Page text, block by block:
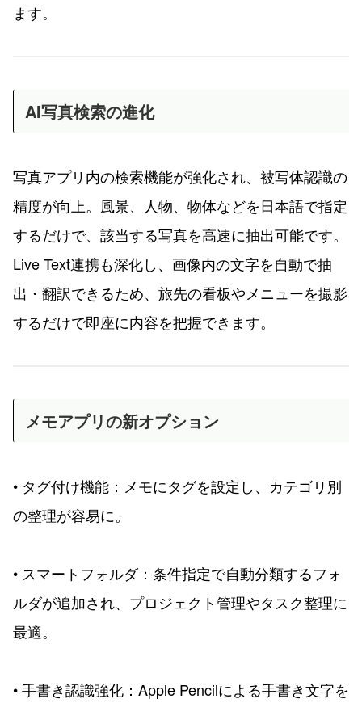
ます。
AI写真検索の進化
写真アプリ内の検索機能が強化され、被写体認識の
精度が向上。風景、人物、物体などを日本語で指定
するだけで、該当する写真を高速に抽出可能です。
Live Text連携も深化し、画像内の文字を自動で抽
出・翻訳できるため、旅先の看板やメニューを撮影
するだけで即座に内容を把握できます。
メモアプリの新オプション
• タグ付け機能：メモにタグを設定し、カテゴリ別
の整理が容易に。
• スマートフォルダ：条件指定で自動分類するフォ
ルダが追加され、プロジェクト管理やタスク整理に
最適。
• 手書き認識強化：Apple Pencilによる手書き文字を